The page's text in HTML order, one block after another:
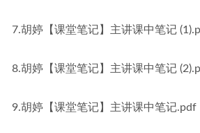
7.胡婷【课堂笔记】主讲课中笔记
8.胡婷【课堂笔记】主讲课中笔记
9.胡婷【课堂笔记】主讲课中笔记.pdf